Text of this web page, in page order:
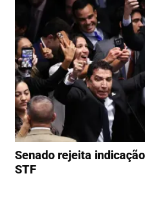
Senado rejeita
STF